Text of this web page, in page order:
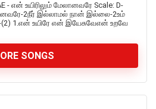
- என் உயிரிலும் மேலானவரே Scale: D-
2நீர் இல்லாமல் நான் இல்லை-2உம்
1.என் உயிரே என் இயேசுவேஎன் உறவே
SONGS